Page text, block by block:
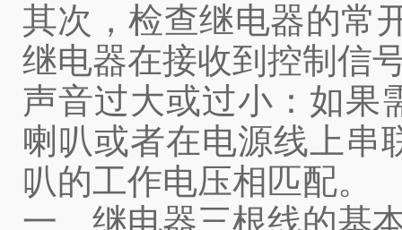
其次，检查继电器的常
继电器在接收到控制信
声音过大或过小：如果
喇叭或者在电源线上串
叭的工作电压相匹配。
一、继电器三根线的基